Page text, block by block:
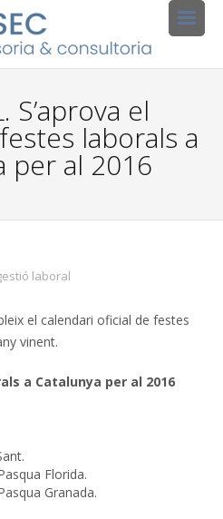
S’aprova el
laborals a
per al 2016
laboral
el calendari oficial de festes
vinent.
a Catalunya per al 2016
Florida.
Granada.